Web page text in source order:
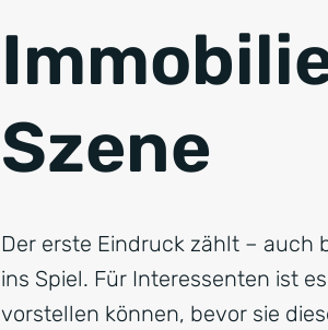
Szene
Der erste Eindruck zählt – auch
ins Spiel. Für Interessenten ist
vorstellen können, bevor sie